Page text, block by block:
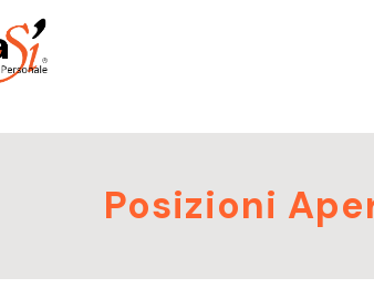
Posizioni